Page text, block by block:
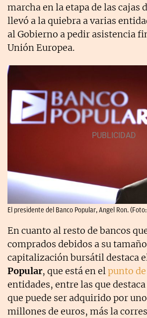
marcha en la etapa de las cajas
llevó a la quiebra a varias
al Gobierno a pedir asistencia
Unión Europea.
El presidente del Banco Popular, Angel Ron. (Foto:
En cuanto al resto de bancos
comprados debidos a su
capitalización bursátil destaca
Popular, que está en elpunto
entidades, entre las que
que puede ser adquirido por
millones de euros, más la